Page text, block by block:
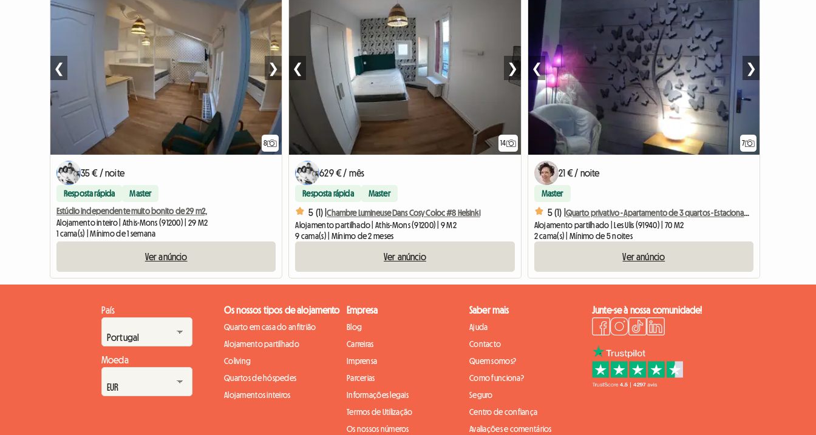
8
❮ ❯
35 € / noite
Resposta rápida Master
Estúdio independente muito bonito de 29 m2,
Alojamento inteiro | Athis-Mons (91200) | 29 M2
1 cama(s) | Mínimo de 1 semana
Ver anúncio
14
❮ ❯
629 € / mês
Resposta rápida Master
5 (1) |Chambre Lumineuse Dans Cosy Coloc #8 Helsinki
Alojamento partilhado | Athis-Mons (91200) | 9 M2
9 cama(s) | Mínimo de 2 meses
Ver anúncio
7
❮ ❯
21 € / noite
Master
5 (1) |
Quarto privativo - Apartamento de 3 quartos - Estacionamento privativo
Alojamento partilhado | Les Ulis (91940) | 70 M2
2 cama(s) | Mínimo de 5 noites
Ver anúncio
País
Moeda
Os nossos tipos de alojamento
Quarto em casa do anfitrião
Alojamento partilhado
Coliving
Quartos de hóspedes
Alojamentos inteiros
Empresa
Blog
Carreiras
Imprensa
Parcerias
Informações legais
Termos de Utilização
Os nossos números
Saber mais
Ajuda
Contacto
Quem somos?
Como funciona?
Seguro
Centro de confiança
Avaliações e comentários
Junte-se à nossa comunidade!